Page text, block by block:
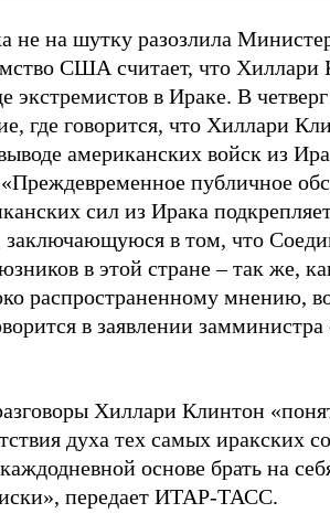
не на шутку разозлила
США считает, что Хиллари
экстремистов в Ираке. В
где говорится, что Хиллари
американских войск из
публичное
сил из Ирака
заключающуюся в том, что
в этой стране – так же,
распространенному мнению,
в заявлении
Хиллари Клинтон
духа тех самых иракских
основе брать на
передает ИТАР-ТАСС.